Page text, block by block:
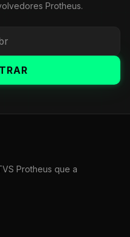
Protheus.
Protheus que a